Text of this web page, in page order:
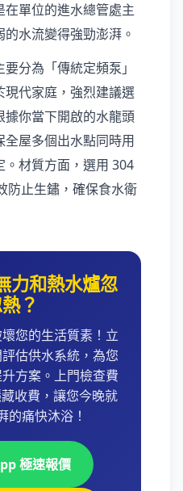
單位的進水總管處主
水流變得強勁澎湃。
分為「傳統定頻泵」
代家庭，強烈建議選
你當下開啟的水龍頭
屋多個出水點同時用
材質方面，選用 304
防止生鏽，確保食水衛
力和熱水爐忽
？
您的生活質素！立
估供水系統，為您
方案。上門檢查費
收費，讓您今晚就
的痛快沐浴！
極速報價